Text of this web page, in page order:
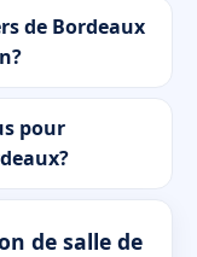
de Bordeaux
pour
de salle de